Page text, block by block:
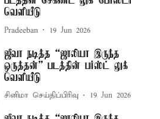
வெளியீடு
Pradeeban 19 Jun 2026
ஜீவா நடித்த “ஜாலியா இருந்த
ஒருத்தன்” படத்தின் பர்ஸ்ட் லுக்
வெளியீடு
சினிமா செய்திப்பிரிவு 19 Jun 2026